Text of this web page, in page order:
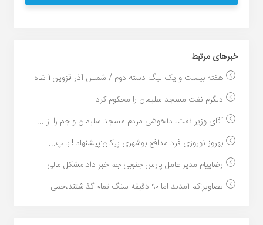
خبر‌های مرتبط
هفته بیست و یک لیگ دسته دوم / شمس آذر قزوین 1 شاه...
دلگرم نفت مسجد سلیمان را محکوم کرد...
آقای وزیر نفت، دلخوشی مردم مسجد سلیمان و جم را از ...
بهروز نوروزی فرد مدافع بوشهری پیکان:پیشنهاد ! با پ...
رضاییام مدیر عامل پارس جنوبی جم خبر داد:مشکل مالی ...
تصاویر:کم آمدند اما ۹۰ دقیقه سنگ تمام گذاشتند،جمی ...